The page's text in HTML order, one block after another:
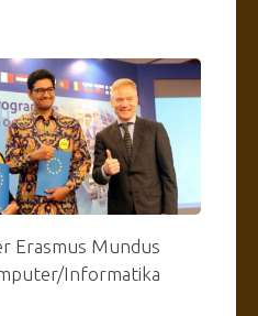
Erasmus Mundus
Informatika